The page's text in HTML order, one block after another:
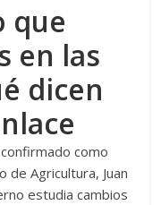
que
en las
dicen
como
de Agricultura, Juan
estudia cambios